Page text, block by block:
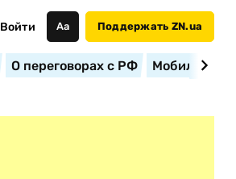
Войти Аа Поддержать ZN.ua
О переговорах с РФ